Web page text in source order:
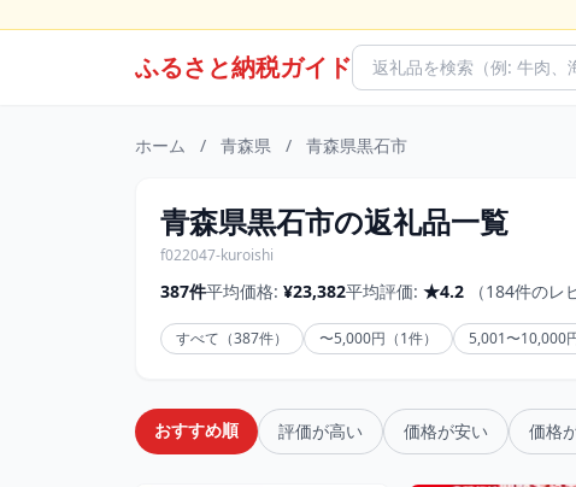
ふるさと納税ガイド
ホーム / 青森県 / 青森県黒石市
青森県黒石市の返礼品一覧
f022047-kuroishi
387件平均価格: ¥23,382平均評価: ★4.2 （184件のレ
すべて（387件） 〜5,000円（1件） 5,001〜10,000
おすすめ順 評価が高い 価格が安い 価格